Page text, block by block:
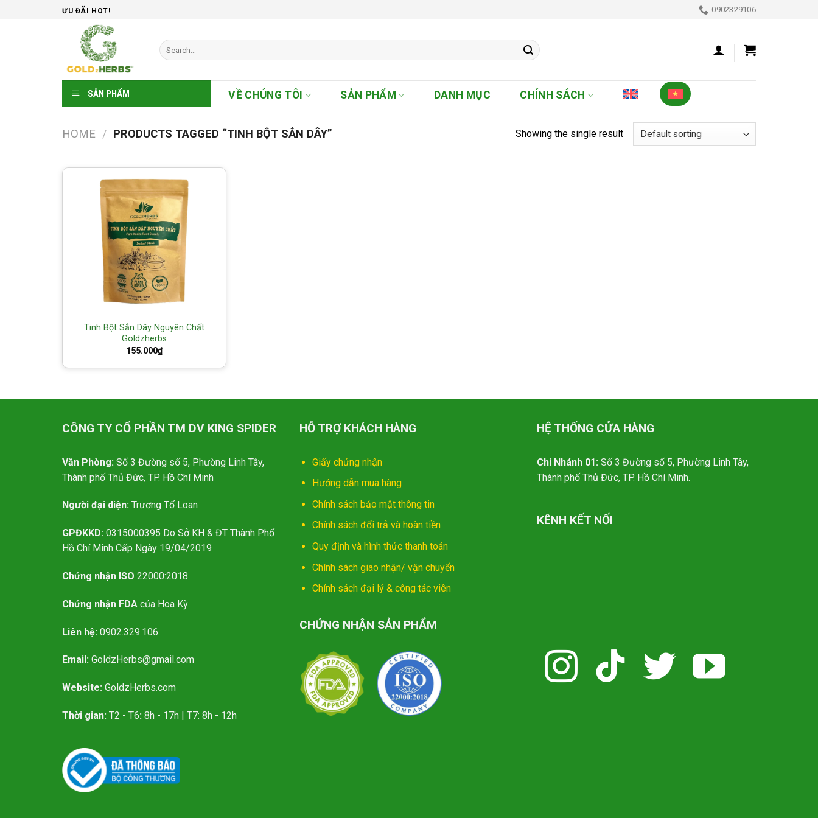
ƯU ĐÃI HOT! 0902329106
Search
for:
SẢN PHẨM VỀ CHÚNG TÔI SẢN PHẨM DANH MỤC CHÍNH SÁCH
HOME / PRODUCTS TAGGED “TINH BỘT SẮN DÂY” Showing the single result
Tinh Bột Sắn Dây Nguyên Chất
Goldzherbs
155.000₫
CÔNG TY CỔ PHẦN TM DV KING SPIDER
Văn Phòng: Số 3 Đường số 5, Phường Linh Tây,
Thành phố Thủ Đức, TP. Hồ Chí Minh
Người đại diện: Trương Tố Loan
GPĐKKD: 0315000395 Do Sở KH & ĐT Thành Phố
Hồ Chí Minh Cấp Ngày 19/04/2019
Chứng nhận ISO 22000:2018
Chứng nhận FDA của Hoa Kỳ
Liên hệ: 0902.329.106
Email: GoldzHerbs@gmail.com
Website: GoldzHerbs.com
Thời gian: T2 - T6: 8h - 17h | T7: 8h - 12h
HỖ TRỢ KHÁCH HÀNG
Giấy chứng nhận
Hướng dẫn mua hàng
Chính sách bảo mật thông tin
Chính sách đổi trả và hoàn tiền
Quy định và hình thức thanh toán
Chính sách giao nhận/ vận chuyển
Chính sách đại lý & công tác viên
CHỨNG NHẬN SẢN PHẨM
HỆ THỐNG CỬA HÀNG
Chi Nhánh 01: Số 3 Đường số 5, Phường Linh Tây,
Thành phố Thủ Đức, TP. Hồ Chí Minh.
KÊNH KẾT NỐI